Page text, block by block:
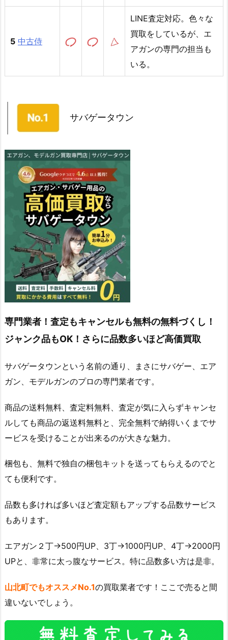
5 中古侍
LINE査定対応。色々な
買取をしているが、エ
アガンの専門の担当も
いる。
サバゲータウン
専門業者！査定もキャンセルも無料の無料づくし！
ジャンク品もOK！さらに品数多いほど高価買取
サバゲータウンという名前の通り、まさにサバゲー、エア
ガン、モデルガンのプロの専門業者です。
商品の送料無料、査定料無料、査定が気に入らずキャンセ
ルしても商品の返送料無料と、完全無料で納得いくまでサ
ービスを受けることが出来るのが大きな魅力。
梱包も、無料で独自の梱包キットを送ってもらえるのでと
ても便利です。
品数も多ければ多いほど査定額もアップする品数サービス
もあります。
エアガン２丁→500円UP、3丁→1000円UP、4丁→2000円
UPと、非常に太っ腹なサービス。特に品数多い方は是非。
山北町でもオススメNo.1の買取業者です！ここで売ると間
違いないでしょう。